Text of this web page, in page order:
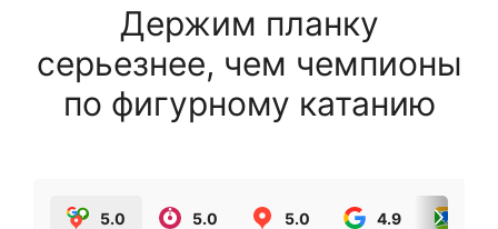
Держим планку
серьезнее, чем чемпионы
по фигурному катанию
5.0 5.0 5.0 4.9